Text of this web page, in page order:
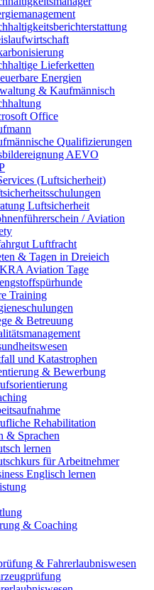
Lieferketten
Energien
& Kaufmännisch
Office
Qualifizierungen
AEVO
(Luftsicherheit)
Luftsicherheit
/ Aviation
Luftfracht
& Tagen in Dreieich
Aviation Tage
Training
& Betreuung
und Katastrophen
& Bewerbung
Rehabilitation
& Sprachen
lernen
für Arbeitnehmer
Englisch lernen
& Coaching
& Fahrerlaubniswesen